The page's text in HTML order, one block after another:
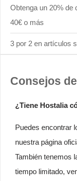
Obtenga un 20% de
40€ o más
3 por 2 en artículos
Consejos
¿Tiene Hostalia
Puedes encontrar
nuestra página
También tenemos
tiempo limitado,